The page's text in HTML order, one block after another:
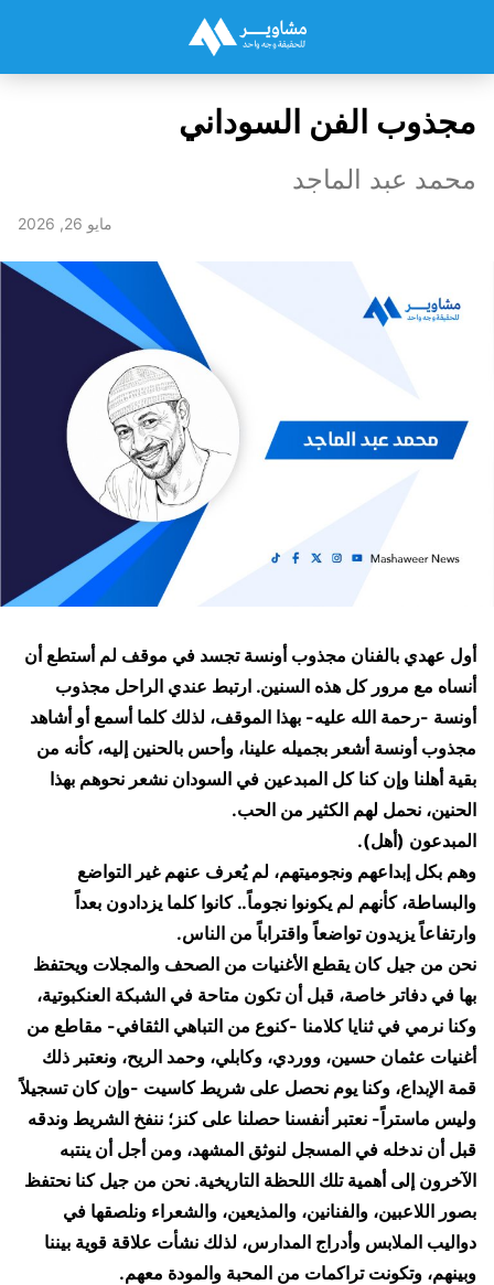
​مجذوب الفن السوداني
محمد عبد الماجد
مايو 26, 2026
أول عهدي بالفنان مجذوب أونسة تجسد في موقف لم أستطع أن
أنساه مع مرور كل هذه السنين. ارتبط عندي الراحل مجذوب
أونسة -رحمة الله عليه- بهذا الموقف، لذلك كلما أسمع أو أشاهد
مجذوب أونسة أشعر بجميله علينا، وأحس بالحنين إليه، كأنه من
بقية أهلنا وإن كنا كل المبدعين في السودان نشعر نحوهم بهذا
الحنين، نحمل لهم الكثير من الحب.
​المبدعون (أهل).
​وهم بكل إبداعهم ونجوميتهم، لم يُعرف عنهم غير التواضع
والبساطة، كأنهم لم يكونوا نجوماً.. كانوا كلما يزدادون بعداً
وارتفاعاً يزيدون تواضعاً واقتراباً من الناس.
​نحن من جيل كان يقطع الأغنيات من الصحف والمجلات ويحتفظ
بها في دفاتر خاصة، قبل أن تكون متاحة في الشبكة العنكبوتية،
وكنا نرمي في ثنايا كلامنا -كنوع من التباهي الثقافي- مقاطع من
أغنيات عثمان حسين، ووردي، وكابلي، وحمد الريح، ونعتبر ذلك
قمة الإبداع، وكنا يوم نحصل على شريط كاسيت -وإن كان تسجيلاً
وليس ماستراً- نعتبر أنفسنا حصلنا على كنز؛ ننفخ الشريط وندقه
قبل أن ندخله في المسجل لنوثق المشهد، ومن أجل أن ينتبه
الآخرون إلى أهمية تلك اللحظة التاريخية. نحن من جيل كنا نحتفظ
بصور اللاعبين، والفنانين، والمذيعين، والشعراء ونلصقها في
دواليب الملابس وأدراج المدارس، لذلك نشأت علاقة قوية بيننا
وبينهم، وتكونت تراكمات من المحبة والمودة معهم.